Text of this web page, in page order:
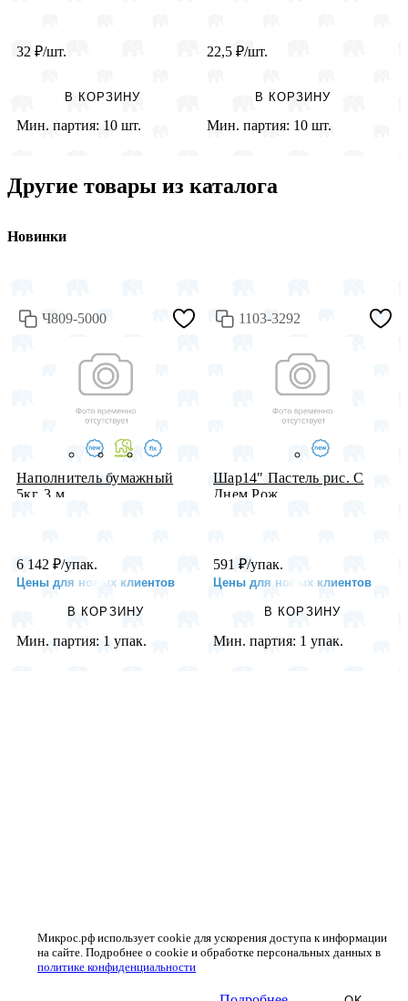
32 ₽/шт.
В КОРЗИНУ
Мин. партия: 10 шт.
22,5 ₽/шт.
В КОРЗИНУ
Мин. партия: 10 шт.
Другие товары из каталога
Новинки
Ч809-5000
Наполнитель бумажный
5кг, 3 м...
6 142 ₽/упак.
Цены для новых клиентов
В КОРЗИНУ
Мин. партия: 1 упак.
1103-3292
Шар14" Пастель рис. С
Днем Рож...
591 ₽/упак.
Цены для новых клиентов
В КОРЗИНУ
Мин. партия: 1 упак.
Микрос.рф использует cookie для ускорения доступа к информации
на сайте. Подробнее о cookie и обработке персональных данных в
политике конфиденциальности